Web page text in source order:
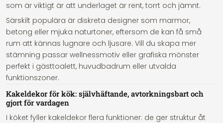
som är viktigt är att underlaget är rent, torrt och jämnt.
Särskilt populära är diskreta designer som marmor,
betong eller mjuka naturtoner, eftersom de kan få små
rum att kännas lugnare och ljusare. Vill du skapa mer
stämning passar wellnessmotiv eller grafiska mönster
perfekt i gästtoalett, huvudbadrum eller utvalda
funktionszoner.
Kakeldekor för kök: självhäftande, avtorkningsbart och
gjort för vardagen
I köket fyller kakeldekor flera funktioner: de ger struktur åt